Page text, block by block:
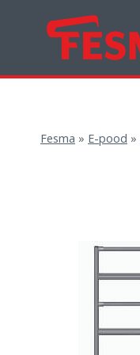
Fesma » E-pood »